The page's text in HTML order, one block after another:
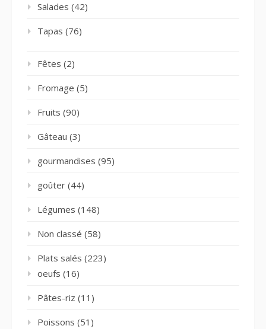
Salades (42)
Tapas (76)
Fêtes (2)
Fromage (5)
Fruits (90)
Gâteau (3)
gourmandises (95)
goûter (44)
Légumes (148)
Non classé (58)
Plats salés (223)
oeufs (16)
Pâtes-riz (11)
Poissons (51)